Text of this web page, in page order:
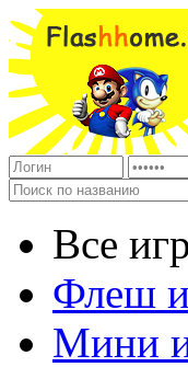
Все
Флеш
Мини